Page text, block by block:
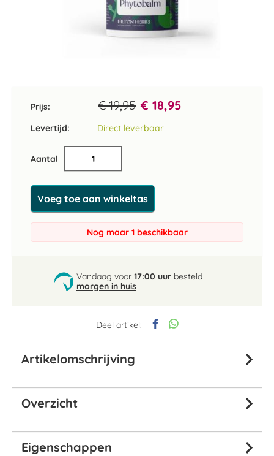
Deel artikel:
Prijs: € 19,95 € 18,95
Levertijd: Direct leverbaar
Aantal
Voeg toe aan winkeltas
Nog maar 1 beschikbaar
Vandaag voor 17:00 uurbesteld
morgen in huis
begin
afbeeldingen-
gallerij
Artikelomschrijving
Overzicht
Eigenschappen